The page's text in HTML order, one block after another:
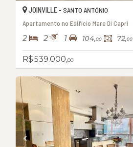
JOINVILLE - SANTO ANTÔNIO
Apartamento no Edifício Mare Di Capri
2 2 1 104,00 72,00
R$ 539.000,00